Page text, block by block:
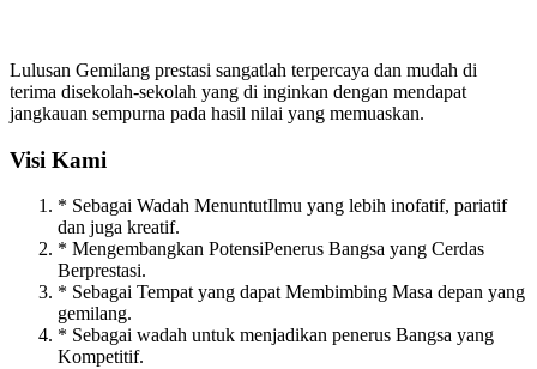
Lulusan Gemilang prestasi sangatlah terpercaya dan mudah di
terima disekolah-sekolah yang di inginkan dengan mendapat
jangkauan sempurna pada hasil nilai yang memuaskan.
Visi Kami
* Sebagai Wadah MenuntutIlmu yang lebih inofatif, pariatif
dan juga kreatif.
* Mengembangkan PotensiPenerus Bangsa yang Cerdas
Berprestasi.
* Sebagai Tempat yang dapat Membimbing Masa depan yang
gemilang.
* Sebagai wadah untuk menjadikan penerus Bangsa yang
Kompetitif.